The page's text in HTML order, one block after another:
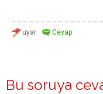
Bu soruya